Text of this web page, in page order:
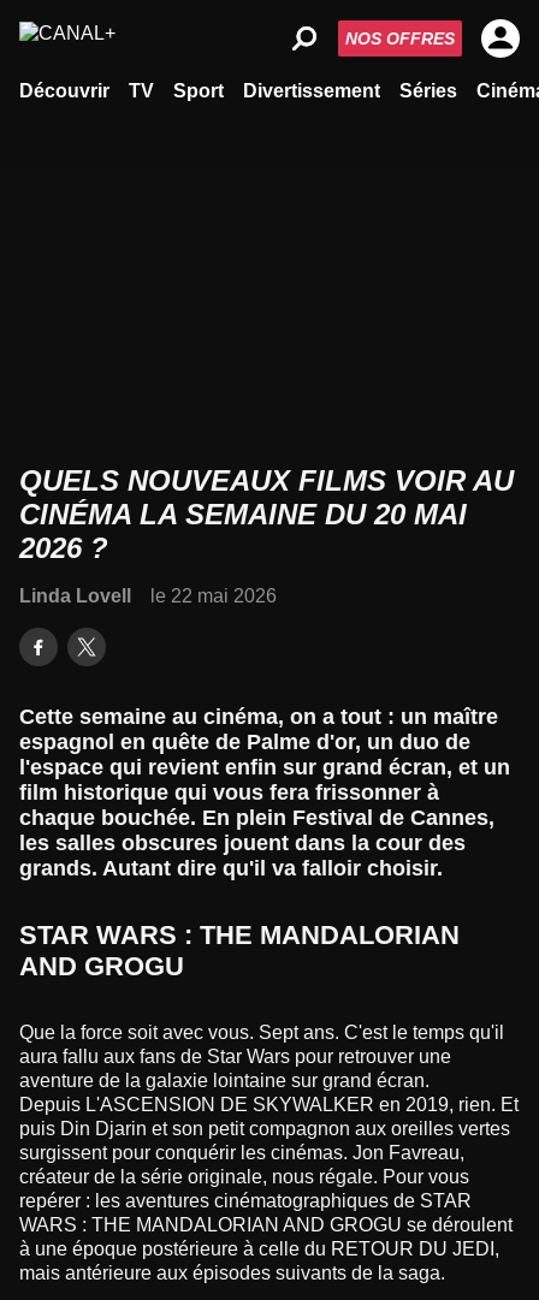
Découvrir TV Sport Divertissement Séries
NOS OFFRES
QUELS NOUVEAUX FILMS VOIR AU
CINÉMA LA SEMAINE DU 20 MAI
2026 ?
Linda Lovell le 22 mai 2026
Cette semaine au cinéma, on a tout : un maître
espagnol en quête de Palme d'or, un duo de
l'espace qui revient enfin sur grand écran, et un
film historique qui vous fera frissonner à
chaque bouchée. En plein Festival de Cannes,
les salles obscures jouent dans la cour des
grands. Autant dire qu'il va falloir choisir.
STAR WARS : THE MANDALORIAN
AND GROGU
Que la force soit avec vous. Sept ans. C'est le temps qu'il
aura fallu aux fans de Star Wars pour retrouver une
aventure de la galaxie lointaine sur grand écran.
Depuis L'ASCENSION DE SKYWALKER en 2019, rien. Et
puis Din Djarin et son petit compagnon aux oreilles vertes
surgissent pour conquérir les cinémas. Jon Favreau,
créateur de la série originale, nous régale. Pour vous
repérer : les aventures cinématographiques de STAR
WARS : THE MANDALORIAN AND GROGU se déroulent
à une époque postérieure à celle du RETOUR DU JEDI,
mais antérieure aux épisodes suivants de la saga.